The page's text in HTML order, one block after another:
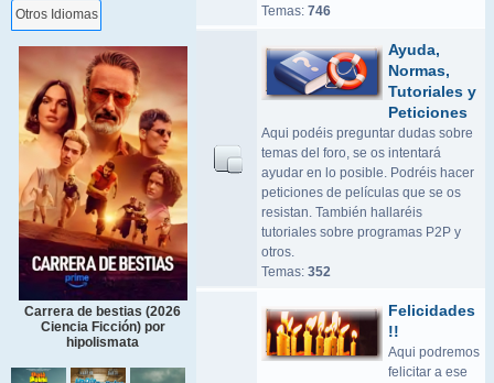
Otros Idiomas
Carrera de bestias (2026
Ciencia Ficción) por
hipolismata
Temas: 746
Ayuda,
Normas,
Tutoriales y
Peticiones
Aqui podéis preguntar dudas sobre
temas del foro, se os intentará
ayudar en lo posible. Podréis hacer
peticiones de películas que se os
resistan. También hallaréis
tutoriales sobre programas P2P y
otros.
Temas: 352
Felicidades
!!
Aqui podremos
felicitar a ese